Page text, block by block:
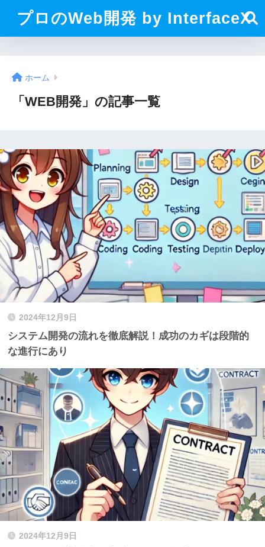
プロのWeb開発 by InterfaceX
ホーム
「WEB開発」の記事一覧
2024年12月9日
システム開発の流れを徹底解説！成功のカギは段階的
な進行にあり
2024年12月9日